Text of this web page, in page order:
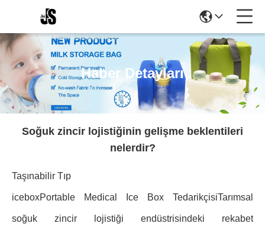
Haber Detayları
Soğuk zincir lojistiğinin gelişme beklentileri
nelerdir?
Taşınabilir Tıp
iceboxPortable Medical Ice Box TedarikçisiTarımsal
soğuk zincir lojistiği endüstrisindeki rekabet